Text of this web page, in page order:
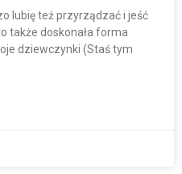
lubię też przyrządzać i jeść
także doskonała forma
dziewczynki (Staś tym